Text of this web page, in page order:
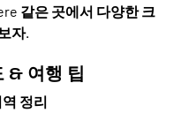
같은 곳에서 다양한 크
자.
& 여행 팁
정리